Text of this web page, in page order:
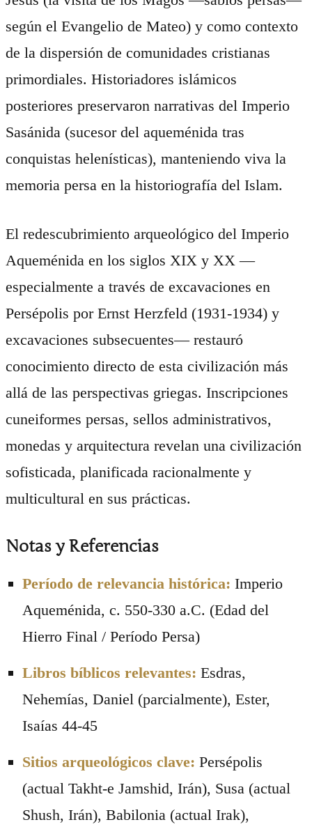
según el Evangelio de Mateo) y como contexto
de la dispersión de comunidades cristianas
primordiales. Historiadores islámicos
posteriores preservaron narrativas del Imperio
Sasánida (sucesor del aqueménida tras
conquistas helenísticas), manteniendo viva la
memoria persa en la historiografía del Islam.
El redescubrimiento arqueológico del Imperio
Aqueménida en los siglos XIX y XX —
especialmente a través de excavaciones en
Persépolis por Ernst Herzfeld (1931-1934) y
excavaciones subsecuentes— restauró
conocimiento directo de esta civilización más
allá de las perspectivas griegas. Inscripciones
cuneiformes persas, sellos administrativos,
monedas y arquitectura revelan una civilización
sofisticada, planificada racionalmente y
multicultural en sus prácticas.
Notas y Referencias
Período de relevancia histórica: Imperio
Aqueménida, c. 550-330 a.C. (Edad del
Hierro Final / Período Persa)
Libros bíblicos relevantes: Esdras,
Nehemías, Daniel (parcialmente), Ester,
Isaías 44-45
Sitios arqueológicos clave: Persépolis
(actual Takht-e Jamshid, Irán), Susa (actual
Shush, Irán), Babilonia (actual Irak),